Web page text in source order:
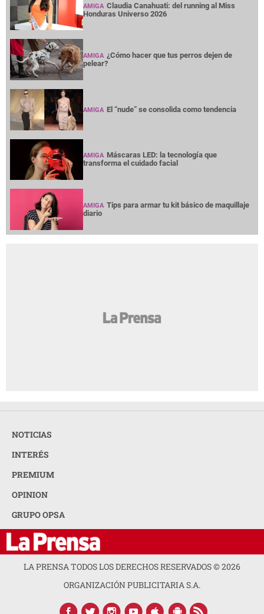
AMIGA Claudia Canahuati: del running al Miss
Honduras Universo 2026
AMIGA ¿Cómo hacer que tus perros dejen de
pelear?
AMIGA El “nude” se consolida como tendencia
AMIGA Máscaras LED: la tecnología que
transforma el cuidado facial
AMIGA Tips para armar tu kit básico de maquillaje
diario
NOTICIAS
INTERÉS
PREMIUM
OPINION
GRUPO OPSA
LA PRENSA TODOS LOS DERECHOS RESERVADOS ©2026
ORGANIZACIÓN PUBLICITARIA S.A.